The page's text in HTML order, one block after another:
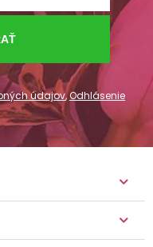
údajov,Odhlásenie